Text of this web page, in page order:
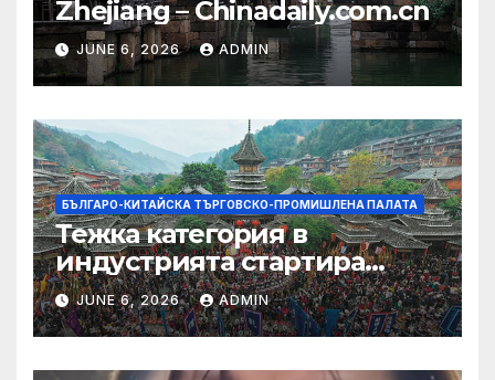
Zhejiang – Chinadaily.com.cn
JUNE 6, 2026 ADMIN
БЪЛГАРО-КИТАЙСКА ТЪРГОВСКО-ПРОМИШЛЕНА ПАЛАТА
Тежка категория в
индустрията стартира
алианс за космическа
слънчева енергия
JUNE 6, 2026 ADMIN